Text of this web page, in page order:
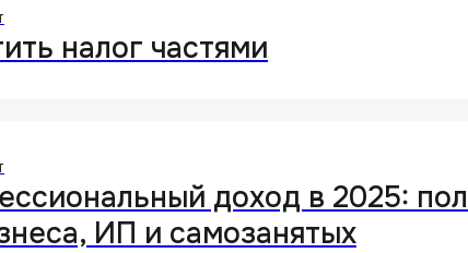
налог частями
доход в 2025:
ИП и самозанятых